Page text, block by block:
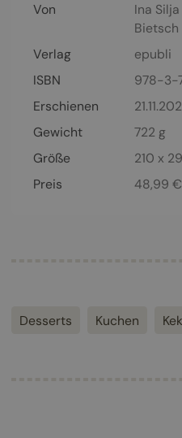
Von
Ina
Bietsch
Verlag
epubli
ISBN
978-3-
Erschienen
Gewicht
722 g
Größe
210 x
Preis
48,99 €
Desserts Kuchen